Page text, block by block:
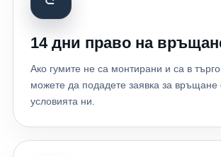
14 дни право на
Ако гумите не са монтирани и са в
можете да подадете заявка за връщане
условията ни.